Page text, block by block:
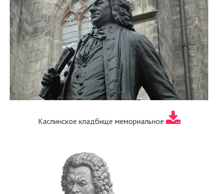
Каслинское кладбище мемориальное